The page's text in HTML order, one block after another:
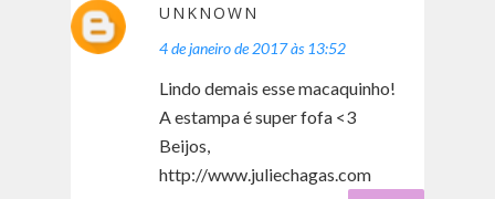
UNKNOWN
4 de janeiro de 2017 às 13:52
Lindo demais esse macaquinho!
A estampa é super fofa <3
Beijos,
http://www.juliechagas.com